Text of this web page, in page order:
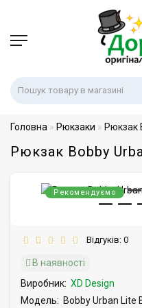
Головна Рюкзаки Рюкзак
Рюкзак Bobby
Рекомендуємо
Відгуків: 0
В наявності
Виробник: XD Design
Модель: Bobby Urban Lite